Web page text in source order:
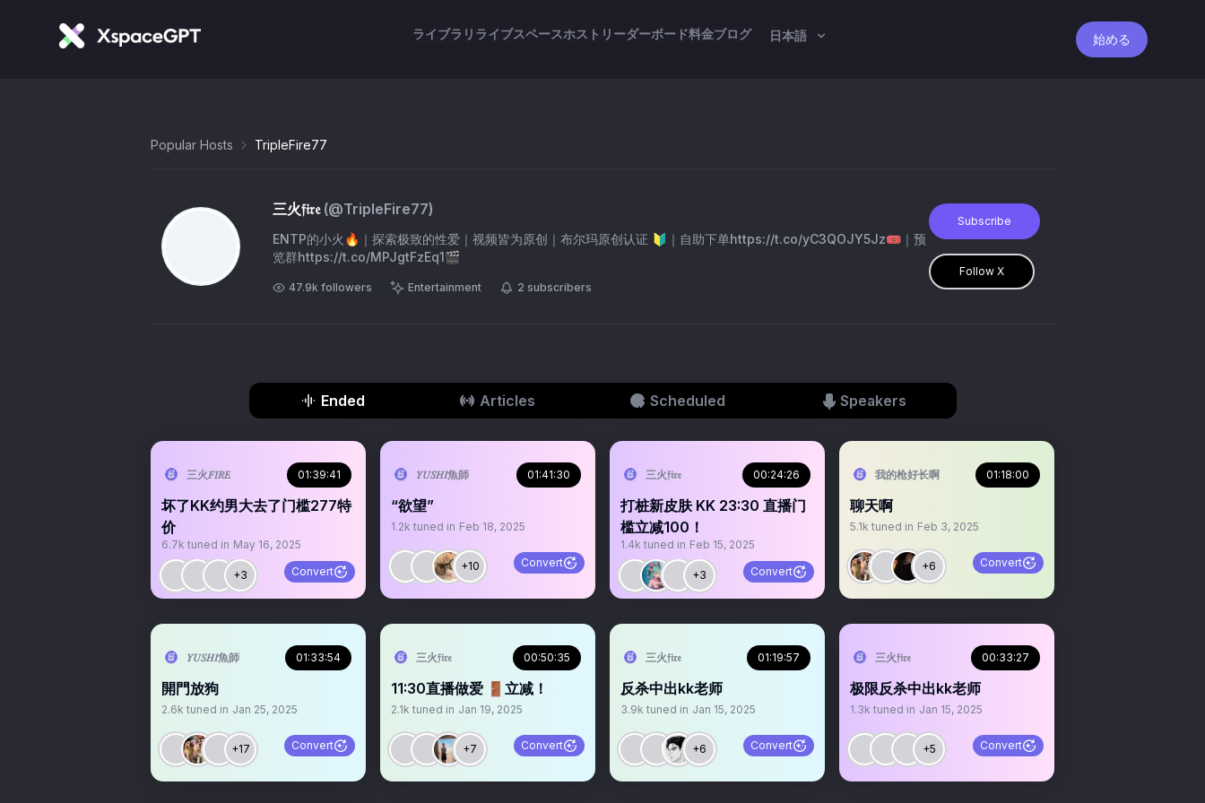
ライブラリ ライブスペースホスト リーダーボード料金ブログ 日本語 始める
Popular Hosts TripleFire77
三火𝔣𝔦𝔯𝔢(@TripleFire77)
ENTP的小火🔥｜探索极致的性爱｜视频皆为原创｜布尔玛原创认证 🔰｜自助下单https://t.co/yC3QOJY5Jz🎟️｜预
览群https://t.co/MPJgtFzEq1🎬
47.9k followers Entertainment 2 subscribers
Subscribe
Follow X
Ended Articles Scheduled Speakers
三火𝐹𝐼𝑅𝐸 01:39:41
坏了KK约男大去了门槛277特
价
6.7k tuned in May 16, 2025
+3 Convert
𝑌𝑈𝑆𝐻𝐼魚師 01:41:30
“欲望”
1.2k tuned in Feb 18, 2025
+10 Convert
三火𝔣𝔦𝔯𝔢 00:24:26
打桩新皮肤 KK 23:30 直播门
槛立减100！
1.4k tuned in Feb 15, 2025
+3 Convert
我的枪好长啊 01:18:00
聊天啊
5.1k tuned in Feb 3, 2025
+6 Convert
𝑌𝑈𝑆𝐻𝐼魚師 01:33:54
開門放狗
2.6k tuned in Jan 25, 2025
+17 Convert
三火𝔣𝔦𝔯𝔢 00:50:35
11:30直播做爱 🚪立减！
2.1k tuned in Jan 19, 2025
+7 Convert
三火𝔣𝔦𝔯𝔢 01:19:57
反杀中出kk老师
3.9k tuned in Jan 15, 2025
+6 Convert
三火𝔣𝔦𝔯𝔢 00:33:27
极限反杀中出kk老师
1.3k tuned in Jan 15, 2025
+5 Convert